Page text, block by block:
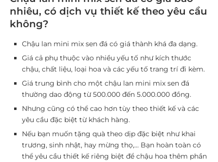
nhiêu, có dịch vụ thiết kế theo yêu cầu
không?
Chậu lan mini mix sen đá có giá thành khá đa dạng.
Giá cả phụ thuộc vào nhiều yếu tố như kích thước
chậu, chất liệu, loại hoa và các yếu tố trang trí đi kèm.
Giá trung bình cho một chậu lan mini mix sen đá
thường dao động từ 500.000 đến 5.000.000 đồng.
Nhưng cũng có thể cao hơn tùy theo thiết kế và các
yêu cầu đặc biệt từ khách hàng.
Nếu bạn muốn tặng quà theo dịp đặc biệt như khai
trương, sinh nhật, hay mừng thọ,… Bạn hoàn toàn có
thể yêu cầu thiết kế riêng biệt để chậu hoa thêm phần